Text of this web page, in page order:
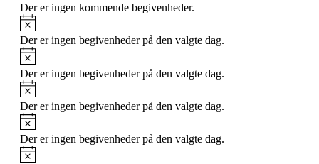
Der er ingen kommende begivenheder.
Notice
Der er ingen begivenheder på den valgte dag.
Notice
Der er ingen begivenheder på den valgte dag.
Notice
Der er ingen begivenheder på den valgte dag.
Notice
Der er ingen begivenheder på den valgte dag.
Notice